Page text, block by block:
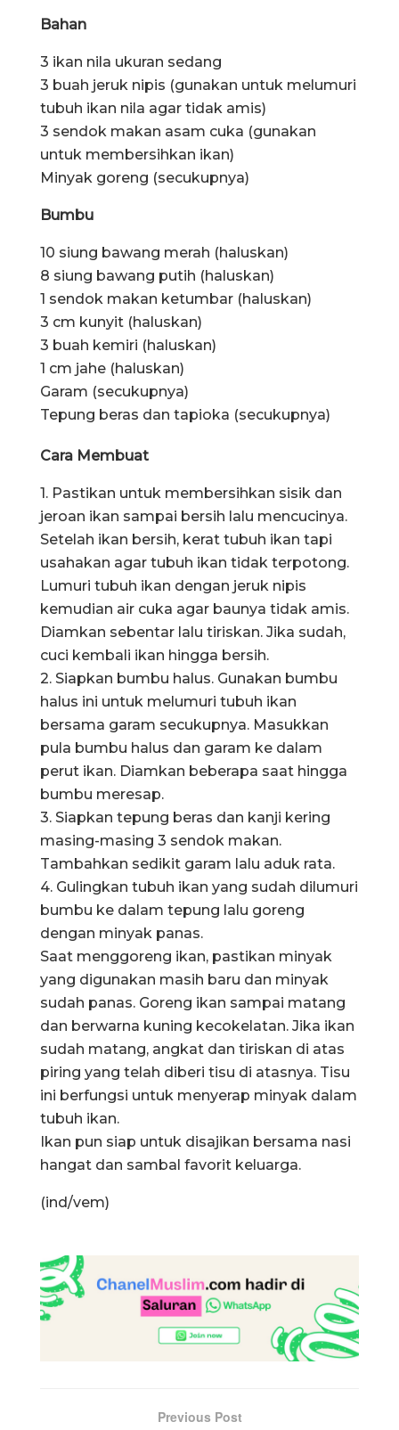
Bahan
3 ikan nila ukuran sedang
3 buah jeruk nipis (gunakan untuk melumuri
tubuh ikan nila agar tidak amis)
3 sendok makan asam cuka (gunakan
untuk membersihkan ikan)
Minyak goreng (secukupnya)
Bumbu
10 siung bawang merah (haluskan)
8 siung bawang putih (haluskan)
1 sendok makan ketumbar (haluskan)
3 cm kunyit (haluskan)
3 buah kemiri (haluskan)
1 cm jahe (haluskan)
Garam (secukupnya)
Tepung beras dan tapioka (secukupnya)
Cara Membuat
1. Pastikan untuk membersihkan sisik dan
jeroan ikan sampai bersih lalu mencucinya.
Setelah ikan bersih, kerat tubuh ikan tapi
usahakan agar tubuh ikan tidak terpotong.
Lumuri tubuh ikan dengan jeruk nipis
kemudian air cuka agar baunya tidak amis.
Diamkan sebentar lalu tiriskan. Jika sudah,
cuci kembali ikan hingga bersih.
2. Siapkan bumbu halus. Gunakan bumbu
halus ini untuk melumuri tubuh ikan
bersama garam secukupnya. Masukkan
pula bumbu halus dan garam ke dalam
perut ikan. Diamkan beberapa saat hingga
bumbu meresap.
3. Siapkan tepung beras dan kanji kering
masing-masing 3 sendok makan.
Tambahkan sedikit garam lalu aduk rata.
4. Gulingkan tubuh ikan yang sudah dilumuri
bumbu ke dalam tepung lalu goreng
dengan minyak panas.
Saat menggoreng ikan, pastikan minyak
yang digunakan masih baru dan minyak
sudah panas. Goreng ikan sampai matang
dan berwarna kuning kecokelatan. Jika ikan
sudah matang, angkat dan tiriskan di atas
piring yang telah diberi tisu di atasnya. Tisu
ini berfungsi untuk menyerap minyak dalam
tubuh ikan.
Ikan pun siap untuk disajikan bersama nasi
hangat dan sambal favorit keluarga.
(ind/vem)
Previous Post